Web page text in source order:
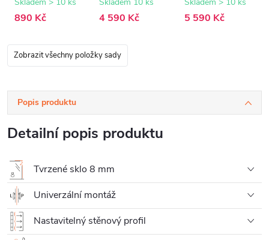
890 Kč 4 590 Kč 5 590 Kč
Zobrazit všechny položky sady
Popis produktu
Detailní popis produktu
Tvrzené sklo 8 mm
Univerzální montáž
Nastavitelný stěnový profil